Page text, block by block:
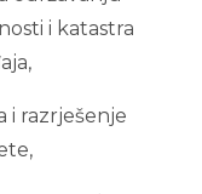
i katastra
i razrješenje